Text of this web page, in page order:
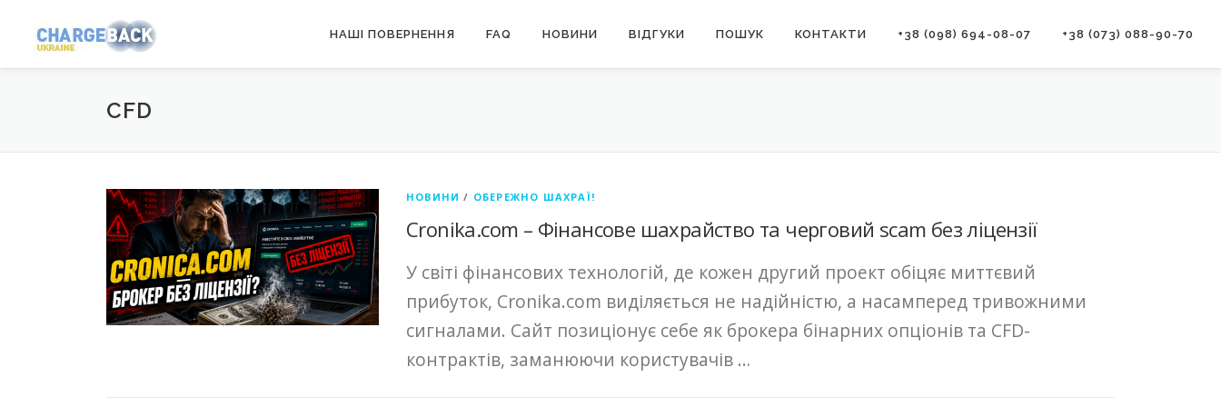
содержимому
НАШІ ПОВЕРНЕННЯ FAQ НОВИНИ ВІДГУКИ ПОШУК КОНТАКТИ +38 (098) 694-08-07 +38 (073) 088-90-70
CFD
НОВИНИ / ОБЕРЕЖНО ШАХРАЇ!
Cronika.com – Фінансове шахрайство та черговий scam без ліцензії
У світі фінансових технологій, де кожен другий проект обіцяє миттєвий
прибуток, Cronika.com виділяється не надійністю, а насамперед тривожними
сигналами. Сайт позиціонує себе як брокера бінарних опціонів та CFD-
контрактів, заманюючи користувачів …